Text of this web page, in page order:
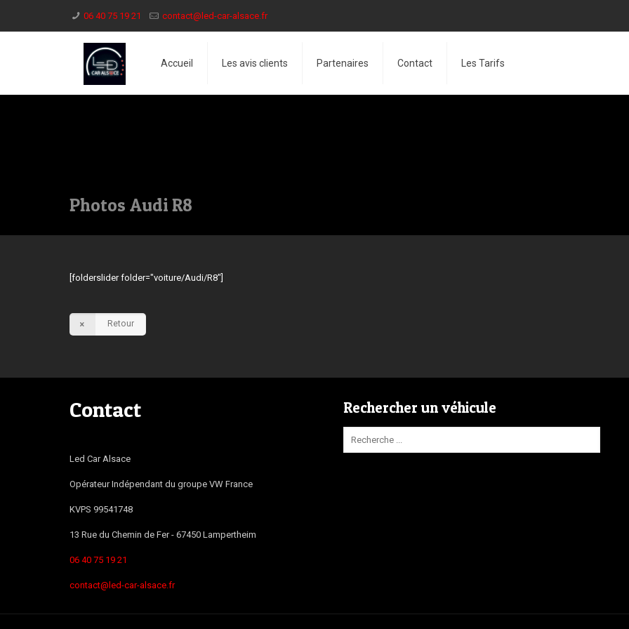
06 40 75 19 21 contact@led-car-alsace.fr
Accueil Les avis clients Partenaires Contact Les Tarifs
Photos Audi R8
[folderslider folder="voiture/Audi/R8"]
Retour
Contact
Led Car Alsace
Opérateur Indépendant du groupe VW France
KVPS 99541748
13 Rue du Chemin de Fer - 67450 Lampertheim
06 40 75 19 21
contact@led-car-alsace.fr
Rechercher un véhicule